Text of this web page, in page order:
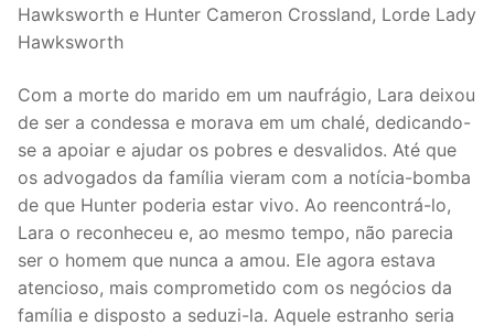
Hawksworth e Hunter Cameron Crossland, Lorde Lady
Hawksworth
Com a morte do marido em um naufrágio, Lara deixou
de ser a condessa e morava em um chalé, dedicando-
se a apoiar e ajudar os pobres e desvalidos. Até que
os advogados da família vieram com a notícia-bomba
de que Hunter poderia estar vivo. Ao reencontrá-lo,
Lara o reconheceu e, ao mesmo tempo, não parecia
ser o homem que nunca a amou. Ele agora estava
atencioso, mais comprometido com os negócios da
família e disposto a seduzi-la. Aquele estranho seria